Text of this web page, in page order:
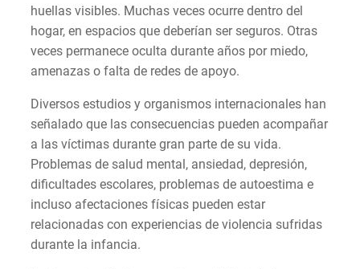
huellas visibles. Muchas veces ocurre dentro del
hogar, en espacios que deberían ser seguros. Otras
veces permanece oculta durante años por miedo,
amenazas o falta de redes de apoyo.
Diversos estudios y organismos internacionales han
señalado que las consecuencias pueden acompañar
a las víctimas durante gran parte de su vida.
Problemas de salud mental, ansiedad, depresión,
dificultades escolares, problemas de autoestima e
incluso afectaciones físicas pueden estar
relacionadas con experiencias de violencia sufridas
durante la infancia.